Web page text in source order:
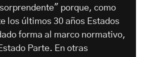
porque, como
los últimos 30 años Estados
forma al marco normativo,
Parte. En otras